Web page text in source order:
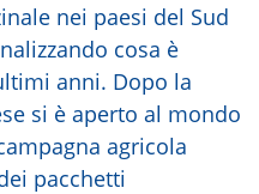
nei paesi del Sud
cosa è
anni. Dopo la
si è aperto al mondo
agricola
pacchetti